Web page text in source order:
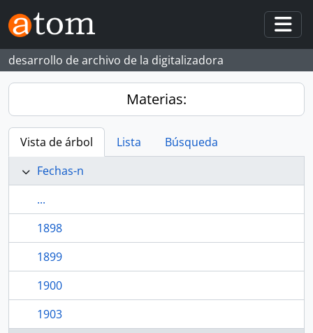
Skip to main content
desarrollo de archivo de la digitalizadora
Materias:
Vista de árbol Lista
Búsqueda
Fechas-n
...
1898
1899
1900
1903